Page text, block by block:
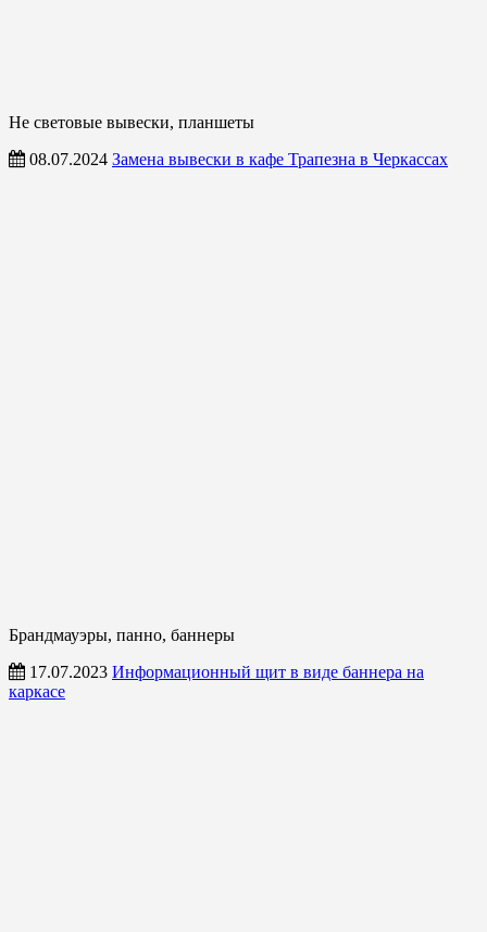
Не световые вывески, планшеты
08.07.2024 Замена вывески в кафе Трапезна в Черкассах
Брандмауэры, панно, баннеры
17.07.2023 Информационный щит в виде баннера на
каркасе